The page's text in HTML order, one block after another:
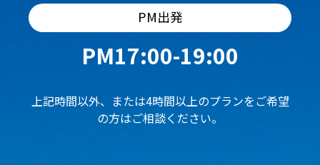
PM出発
PM17:00-19:00
上記時間以外、または4時間以上のプランをご希望
の方はご相談ください。